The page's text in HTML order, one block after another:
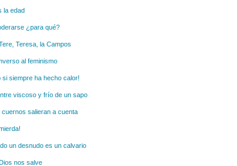
la edad
¿para qué?
Teresa, la Campos
al feminismo
si siempre ha hecho calor!
viscoso y frío de un sapo
cuernos salieran a cuenta
un desnudo es un calvario
nos salve